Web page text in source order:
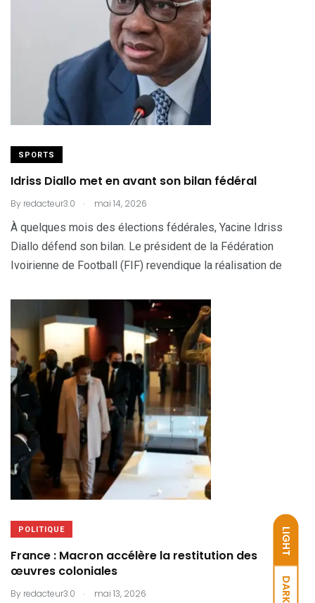
LIGHT
DARK
SPORTS
Idriss Diallo met en avant son bilan fédéral
By redacteur3.0 . mai 14, 2026
À quelques mois des élections fédérales, Yacine Idriss
Diallo défend son bilan. Le président de la Fédération
Ivoirienne de Football (FIF) revendique la réalisation de
POLITIQUE
France : Macron accélère la restitution des
œuvres coloniales
By redacteur3.0 . mai 13, 2026